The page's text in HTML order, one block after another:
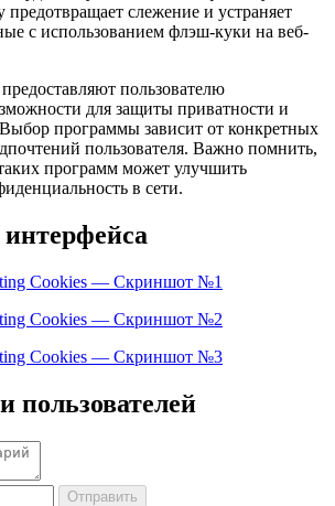
предотвращает слежение и устраняет
с использованием флэш-куки на веб-
пользователю
для защиты приватности и
программы зависит от конкретных
пользователя. Важно помнить,
программ может улучшить
в сети.
пользователей